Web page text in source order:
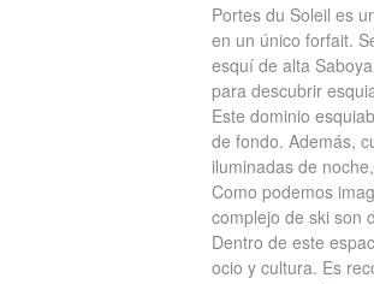
Portes du Soleil es
en un único forfait.
esquí de alta
para descubrir
Este dominio
de fondo. Además,
iluminadas de
Como podemos
complejo de ski son
Dentro de este
ocio y cultura. Es